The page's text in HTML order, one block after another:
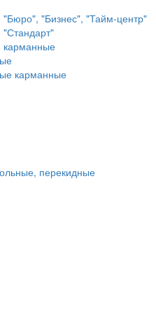
"Бизнес", "Тайм-центр"
карманные
карманные
перекидные